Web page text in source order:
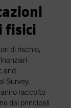
fisici
di rischio,
and
Survey,
raccolto
dei principali